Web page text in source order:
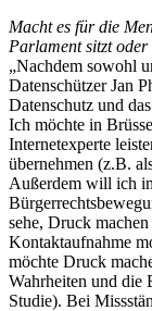
Macht es für die
Parlament sitzt
„Nachdem sowohl
Datenschützer Jan
Datenschutz und
Ich möchte in
Internetexperte
übernehmen (z.B.
Außerdem will ich
sehe, Druck
Kontaktaufnahme
möchte Druck
Wahrheiten und die
Studie). Bei